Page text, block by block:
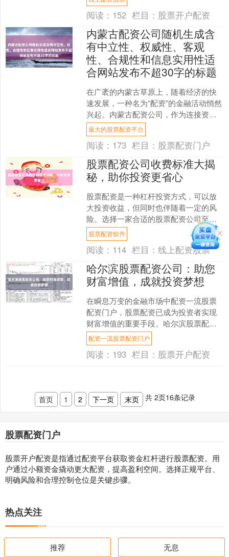
司排名前十”的搜索....
阅读： 152 栏目： 股票开户配资
内蒙古配资公司随机生成含
有中立性、权威性、客观
性、合规性和信息实用性适
合网站发布不超30字的标题
在广袤的内蒙古草原上，随着经济的快
速发展，一种名为“配资”的金融活动悄然
兴起。内蒙古配资公司，作为连接资金
需求方与供给方的特殊机构，在区域金
融市场中扮演着复杂而....
最大的股票配资平台
阅读： 173 栏目： 股票配资门户
股票配资公司收费标准大揭
秘，助你投资更省心
股票配资是一种杠杆投资方式，可以放
大投资收益，但同时也伴随着一定的风
险。选择一家合适的股票配资公司至关
重要，而收费标准是需要重点考虑的因
素之一。 **收费类型*....
股票配资软件
阅读： 114 栏目：线上配资股票
哈尔滨股票配资公司：助您
财富增值，成就投资梦想
在瞬息万变的金融市场中配资一流股票
配资门户，股票配资已成为投资者实现
财富增值的重要手段。哈尔滨股票配资
公司凭借专业的服务和丰富的经验，为
投资者提供安全可靠的配资....
配资一流股票配资门户
阅读： 193 栏目： 股票开户配资
首页 1 2 下一页 末页 共 2页16条记录
股票配资门户
股票开户配资是指通过配资平台获取资金杠杆进行股票配资。用
户通过小额资金撬动更大配资，提高盈利空间。选择正规平台、
明确风险和合理控制仓位是关键步骤。
热点关注
推荐 无息